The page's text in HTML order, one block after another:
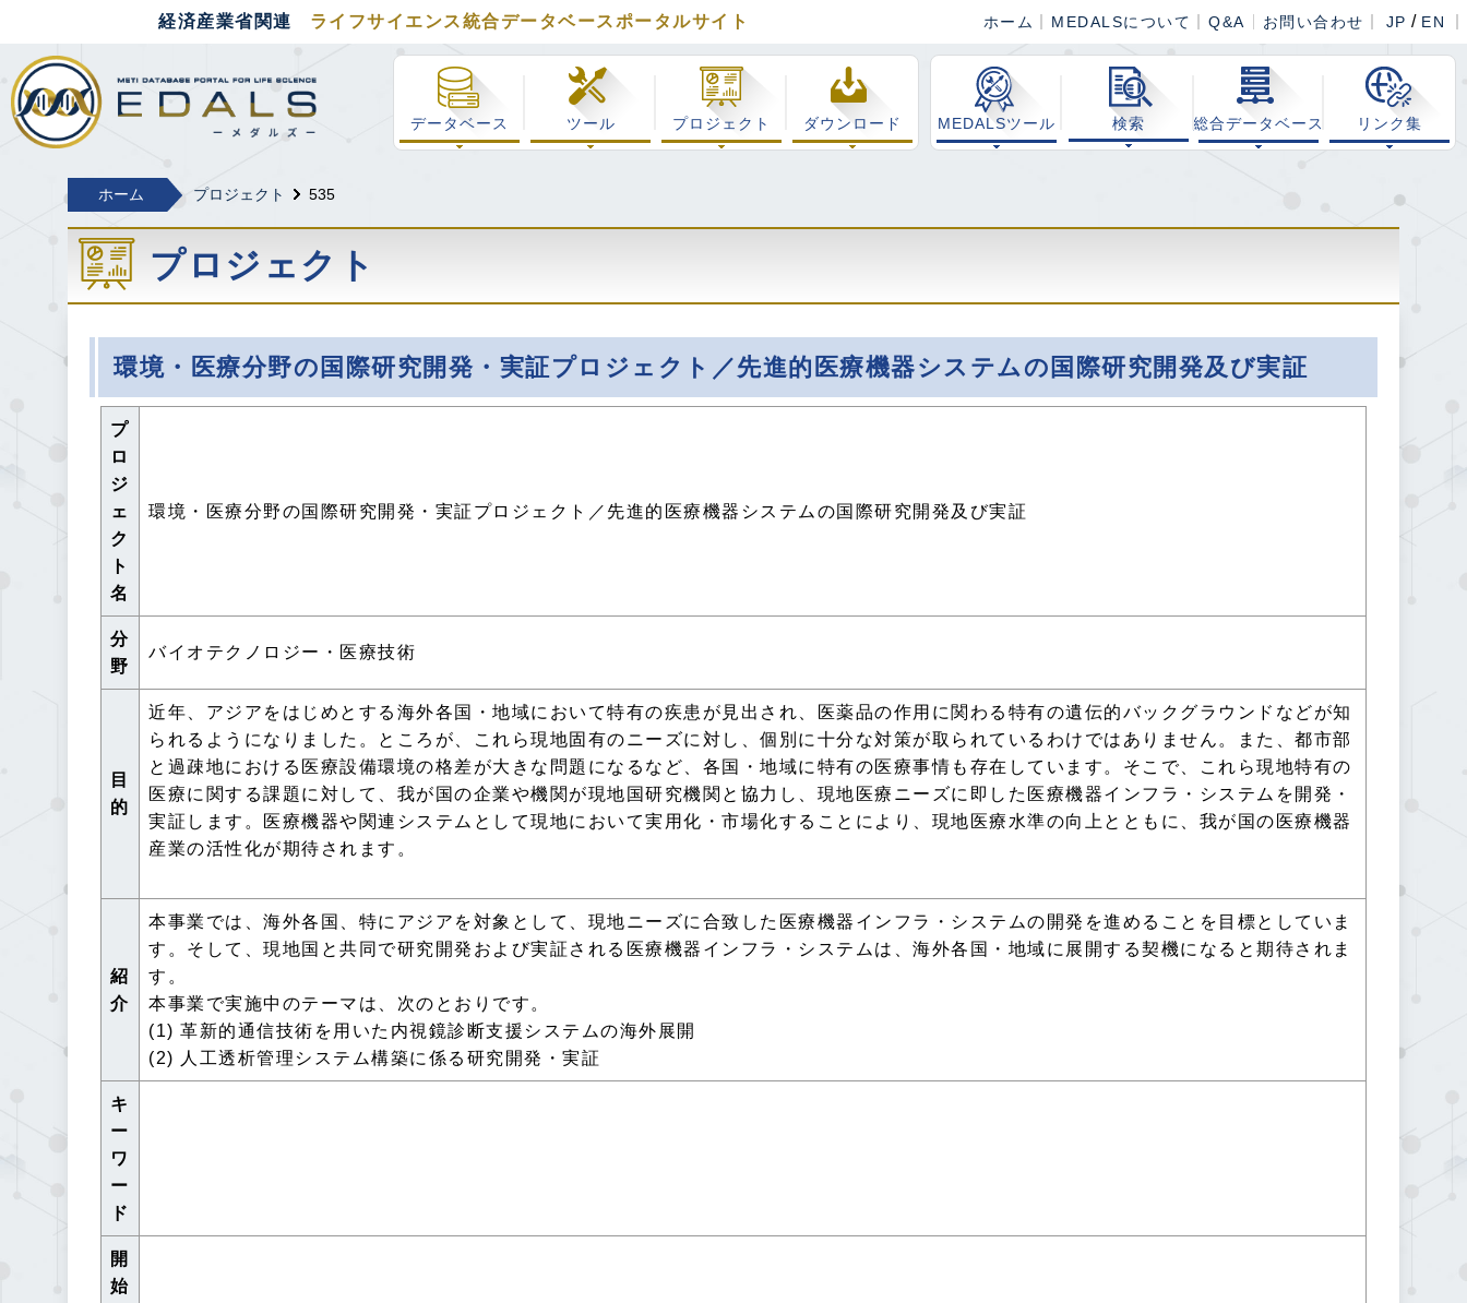
経済産業省関連 ライフサイエンス総合データベースポータル MEDALS
データベース ツール プロジェクト ダウンロード MEDALSツール 総合データベース リンク集
検索
経済産業省関連 ライフサイエンス統合データベースポータルサイト ホーム MEDALSについて Q&A お問い合わせ JP / EN
ホーム プロジェクト 535
プロジェクト
環境・医療分野の国際研究開発・実証プロジェクト／先進的医療機器システムの国際研究開発及び実証
プ
ロ
ジ
ェ
ク
ト
名
環境・医療分野の国際研究開発・実証プロジェクト／先進的医療機器システムの国際研究開発及び実証
分
野
バイオテクノロジー・医療技術
目
的
近年、アジアをはじめとする海外各国・地域において特有の疾患が見出され、医薬品の作用に関わる特有の遺伝的バックグラウンドなどが知
られるようになりました。ところが、これら現地固有のニーズに対し、個別に十分な対策が取られているわけではありません。また、都市部
と過疎地における医療設備環境の格差が大きな問題になるなど、各国・地域に特有の医療事情も存在しています。そこで、これら現地特有の
医療に関する課題に対して、我が国の企業や機関が現地国研究機関と協力し、現地医療ニーズに即した医療機器インフラ・システムを開発・
実証します。医療機器や関連システムとして現地において実用化・市場化することにより、現地医療水準の向上とともに、我が国の医療機器
産業の活性化が期待されます。
紹
介
本事業では、海外各国、特にアジアを対象として、現地ニーズに合致した医療機器インフラ・システムの開発を進めることを目標としていま
す。そして、現地国と共同で研究開発および実証される医療機器インフラ・システムは、海外各国・地域に展開する契機になると期待されま
す。
本事業で実施中のテーマは、次のとおりです。
(1) 革新的通信技術を用いた内視鏡診断支援システムの海外展開
(2) 人工透析管理システム構築に係る研究開発・実証
キ
ー
ワ
ー
ド
開
始